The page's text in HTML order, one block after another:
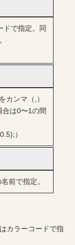
ドで指定。同
カンマ（,）
は0〜1の間
）
前で指定。
カラーコードで指